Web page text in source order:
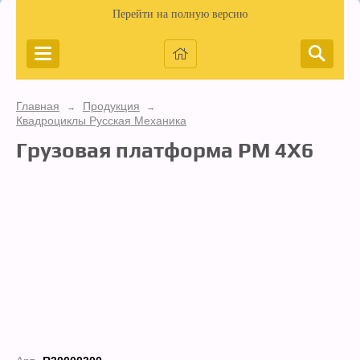
Перейти на полную версию
Главная → Продукция →
Квадроциклы Русская Механика
Грузовая платформа РМ 4Х6